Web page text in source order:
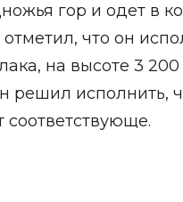
гор и одет в
что он
на высоте 3
решил исполнить,
соответствующе.